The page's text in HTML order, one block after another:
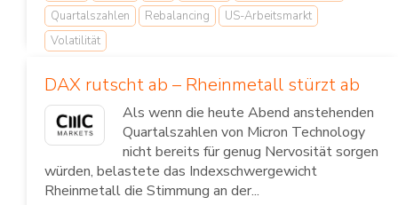
Quartalszahlen
Rebalancing
US-Arbeitsmarkt
Volatilität
DAX rutscht ab – Rheinmetall stürzt ab
Als wenn die heute Abend anstehenden
Quartalszahlen von Micron Technology
nicht bereits für genug Nervosität sorgen
würden, belastete das Indexschwergewicht
Rheinmetall die Stimmung an der...